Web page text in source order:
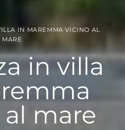
IN MAREMMA VICINO AL
MARE
in villa
mare